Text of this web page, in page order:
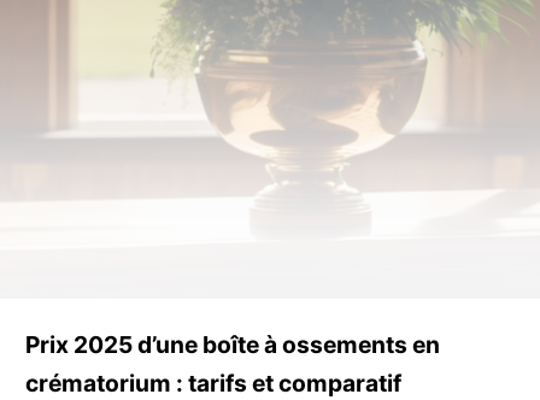
Prix 2025 d’une boîte à ossements en
crématorium : tarifs et comparatif